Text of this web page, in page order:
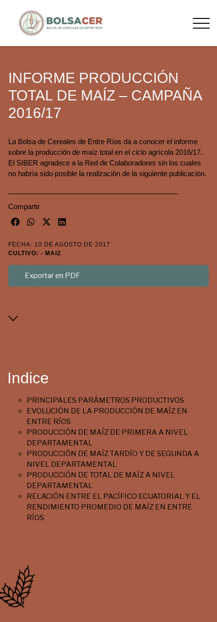
INFORME PRODUCCIÓN
TOTAL DE MAÍZ – CAMPAÑA
2016/17
La Bolsa de Cereales de Entre Ríos da a conocer el informe
sobre la producción de maíz total en el ciclo agrícola 2016/17.
El SIBER agradece a la Red de Colaboradores sin los cuales
no habría sido posible la realización de la siguiente publicación.
Compartir
FECHA: 10 DE AGOSTO DE 2017
CULTIVO: - MAIZ
Exportar en PDF
Indice
PRINCIPALES PARÁMETROS PRODUCTIVOS
EVOLUCIÓN DE LA PRODUCCIÓN DE MAÍZ EN
ENTRE RÍOS
PRODUCCIÓN DE MAÍZ DE PRIMERA A NIVEL
DEPARTAMENTAL
PRODUCCIÓN DE MAÍZ TARDÍO Y DE SEGUNDA A
NIVEL DEPARTAMENTAL
PRODUCCIÓN DE TOTAL DE MAÍZ A NIVEL
DEPARTAMENTAL
RELACIÓN ENTRE EL PACÍFICO ECUATORIAL Y EL
RENDIMIENTO PROMEDIO DE MAÍZ EN ENTRE
RÍOS